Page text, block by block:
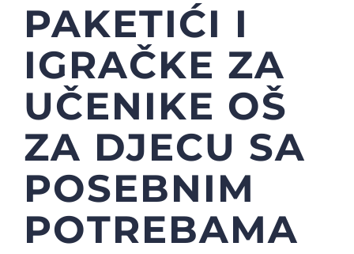
PAKETIĆI I
IGRAČKE ZA
UČENIKE OŠ
ZA DJECU SA
POSEBNIM
POTREBAMA